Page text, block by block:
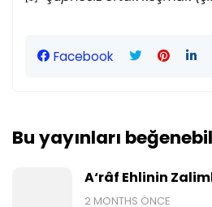
Facebook
Bu yayınları
A‘râf Ehlinin
2 MONTHS ÖNCE